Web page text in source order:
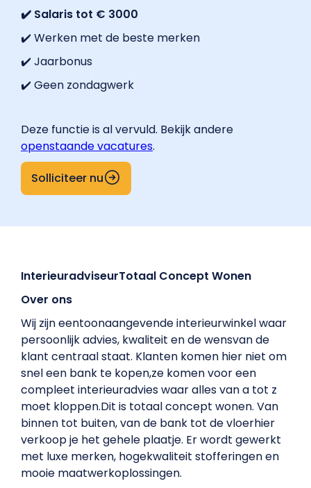
✔️ Salaris tot € 3000
✔️ Werken met de beste merken
✔️ Jaarbonus
✔️ Geen zondagwerk
Deze functie is al vervuld. Bekijk andere
openstaande vacatures.
Solliciteer nu
InterieuradviseurTotaal Concept Wonen
Over ons
Wij zijn eentoonaangevende interieurwinkel waar
persoonlijk advies, kwaliteit en de wensvan de
klant centraal staat. Klanten komen hier niet om
snel een bank te kopen,ze komen voor een
compleet interieuradvies waar alles van a tot z
moet kloppen.Dit is totaal concept wonen. Van
binnen tot buiten, van de bank tot de vloerhier
verkoop je het gehele plaatje. Er wordt gewerkt
met luxe merken, hogekwaliteit stofferingen en
mooie maatwerkoplossingen.